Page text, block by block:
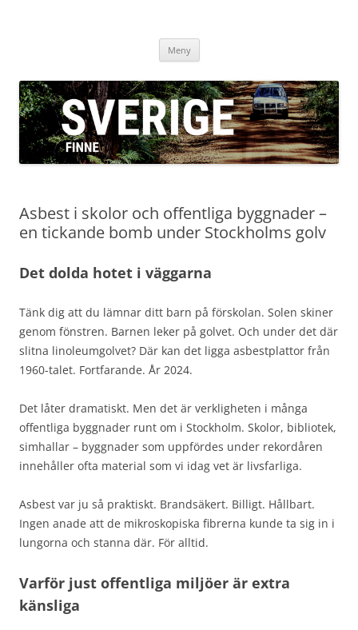
Meny Hoppa
innehåll
Asbest i skolor och offentliga byggnader –
en tickande bomb under Stockholms golv
Det dolda hotet i väggarna
Tänk dig att du lämnar ditt barn på förskolan. Solen skiner
genom fönstren. Barnen leker på golvet. Och under det där
slitna linoleumgolvet? Där kan det ligga asbestplattor från
1960-talet. Fortfarande. År 2024.
Det låter dramatiskt. Men det är verkligheten i många
offentliga byggnader runt om i Stockholm. Skolor, bibliotek,
simhallar – byggnader som uppfördes under rekordåren
innehåller ofta material som vi idag vet är livsfarliga.
Asbest var ju så praktiskt. Brandsäkert. Billigt. Hållbart.
Ingen anade att de mikroskopiska fibrerna kunde ta sig in i
lungorna och stanna där. För alltid.
Varför just offentliga miljöer är extra
känsliga